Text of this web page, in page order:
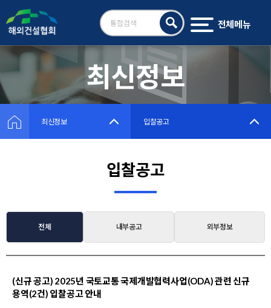
검
색
전체메뉴
최신정보
최신정보 입찰공고
입찰공고
전체 내부공고 외부정보
(신규 공고) 2025년 국토교통 국제개발협력사업(ODA) 관련 신규
용역(2건) 입찰공고 안내